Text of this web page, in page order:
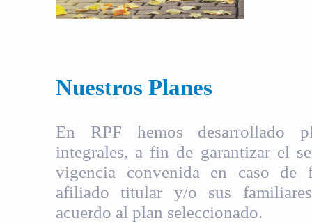
Nuestros Planes
En RPF hemos desarrollado
integrales, a fin de garantizar el
vigencia convenida en caso de
afiliado titular y/o sus
acuerdo al plan seleccionado.